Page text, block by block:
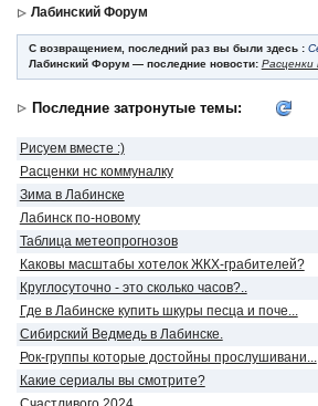
Лабинский Форум
С возвращением, последний раз вы были здесь :
Лабинский Форум — последние новости: Расценки
Последние затронутые темы:
Рисуем вместе :)
Расценки нс коммуналку
Зима в Лабинске
Лабинск по-новому
Таблица метеопрогнозов
Каковы масштабы хотелок ЖКХ-грабителей?
Круглосуточно - это сколько часов?..
Где в Лабинске купить шкуры песца и поче...
Сибирский Ведмедь в Лабинске.
Рок-группы которые достойны прослушивани...
Какие сериалы вы смотрите?